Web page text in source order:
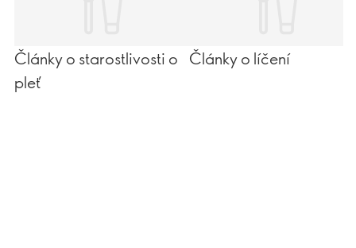
Články o starostlivosti o
pleť
Články o líčení